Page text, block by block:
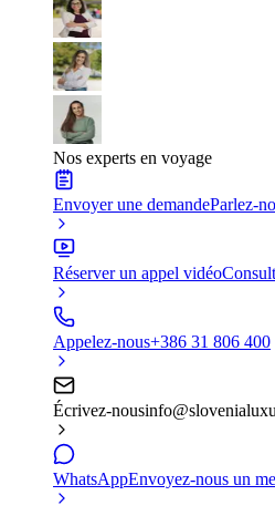
Nos experts en voyage
Envoyer une demandeParlez-
Réserver un appel vidéo
Appelez-nous+386 31 806 400
Écrivez-nous
WhatsAppEnvoyez-nous un